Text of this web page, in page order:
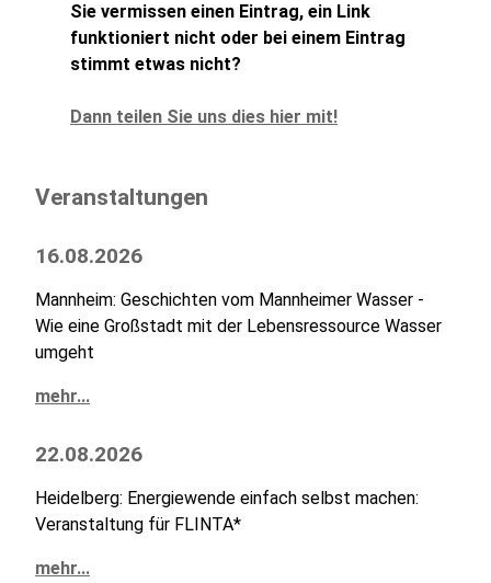
Sie vermissen einen Eintrag, ein Link
funktioniert nicht oder bei einem Eintrag
stimmt etwas nicht?
Dann teilen Sie uns dies hier mit!
Veranstaltungen
16.08.2026
Mannheim: Geschichten vom Mannheimer Wasser -
Wie eine Großstadt mit der Lebensressource Wasser
umgeht
mehr...
22.08.2026
Heidelberg: Energiewende einfach selbst machen:
Veranstaltung für FLINTA*
mehr...